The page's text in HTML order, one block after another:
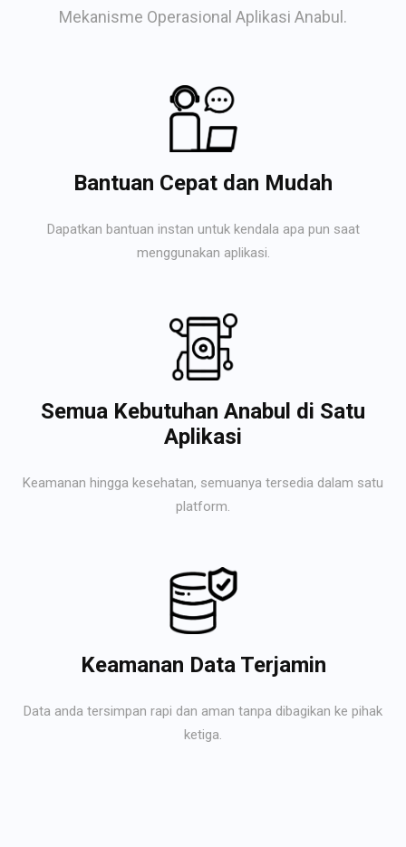
Mekanisme Operasional Aplikasi Anabul.
Bantuan Cepat dan Mudah
Dapatkan bantuan instan untuk kendala apa pun saat
menggunakan aplikasi.
Semua Kebutuhan Anabul di Satu
Aplikasi
Keamanan hingga kesehatan, semuanya tersedia dalam satu
platform.
Keamanan Data Terjamin
Data anda tersimpan rapi dan aman tanpa dibagikan ke pihak
ketiga.